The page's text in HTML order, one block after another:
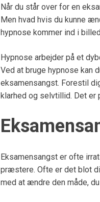
Når du står over for en
Men hvad hvis du kunne
hypnose kommer ind i
Hypnose arbejder på et
Ved at bruge hypnose kan
eksamensangst. Forestil
klarhed og selvtillid. Det
Eksamensangst er ofte
præstere. Ofte er det blot
med at ændre den måde,